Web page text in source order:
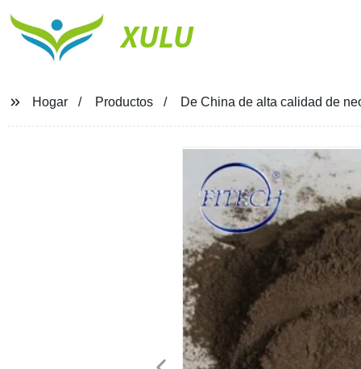
XULU
Hogar Productos De China de alta calidad de